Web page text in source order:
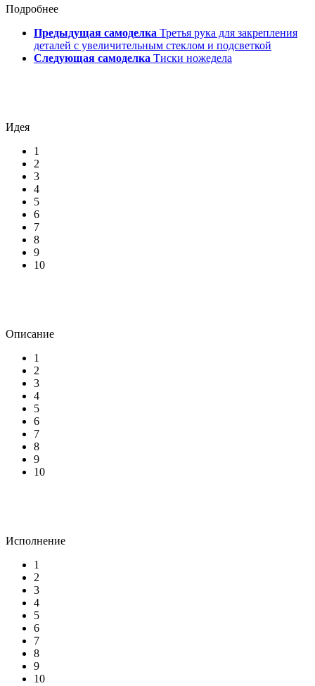
Подробнее
Предыдущая самоделка Третья рука для закрепления
деталей с увеличительным стеклом и подсветкой
Следующая самоделка Тиски ножедела
Идея
1
2
3
4
5
6
7
8
9
10
Описание
1
2
3
4
5
6
7
8
9
10
Исполнение
1
2
3
4
5
6
7
8
9
10